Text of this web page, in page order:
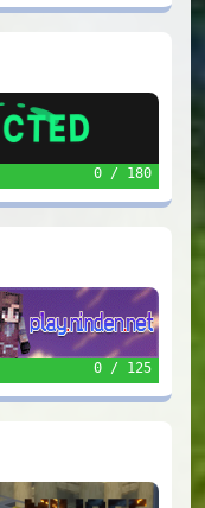
0 / 180
0 / 125